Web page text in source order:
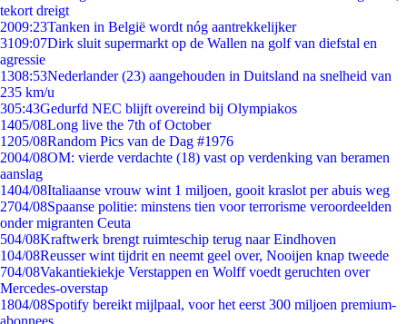
tekort dreigt
2009:23Tanken in België wordt nóg aantrekkelijker
3109:07Dirk sluit supermarkt op de Wallen na golf van diefstal en
agressie
1308:53Nederlander (23) aangehouden in Duitsland na snelheid van
235 km/u
305:43Gedurfd NEC blijft overeind bij Olympiakos
1405/08Long live the 7th of October
1205/08Random Pics van de Dag #1976
2004/08OM: vierde verdachte (18) vast op verdenking van beramen
aanslag
1404/08Italiaanse vrouw wint 1 miljoen, gooit kraslot per abuis weg
2704/08Spaanse politie: minstens tien voor terrorisme veroordeelden
onder migranten Ceuta
504/08Kraftwerk brengt ruimteschip terug naar Eindhoven
104/08Reusser wint tijdrit en neemt geel over, Nooijen knap tweede
704/08Vakantiekiekje Verstappen en Wolff voedt geruchten over
Mercedes-overstap
1804/08Spotify bereikt mijlpaal, voor het eerst 300 miljoen premium-
abonnees